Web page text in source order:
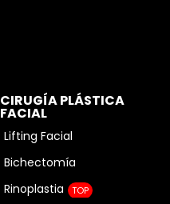
CIRUGÍA PLÁSTICA
FACIAL
Lifting Facial
Bichectomía
Rinoplastia
TOP